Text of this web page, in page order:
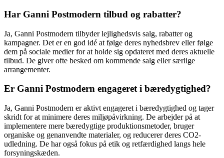
Har Ganni Postmodern tilbud og rabatter?
Ja, Ganni Postmodern tilbyder lejlighedsvis salg, rabatter og
kampagner. Det er en god idé at følge deres nyhedsbrev eller følge
dem på sociale medier for at holde sig opdateret med deres aktuelle
tilbud. De giver ofte besked om kommende salg eller særlige
arrangementer.
Er Ganni Postmodern engageret i bæredygtighed?
Ja, Ganni Postmodern er aktivt engageret i bæredygtighed og tager
skridt for at minimere deres miljøpåvirkning. De arbejder på at
implementere mere bæredygtige produktionsmetoder, bruger
organiske og genanvendte materialer, og reducerer deres CO2-
udledning. De har også fokus på etik og retfærdighed langs hele
forsyningskæden.